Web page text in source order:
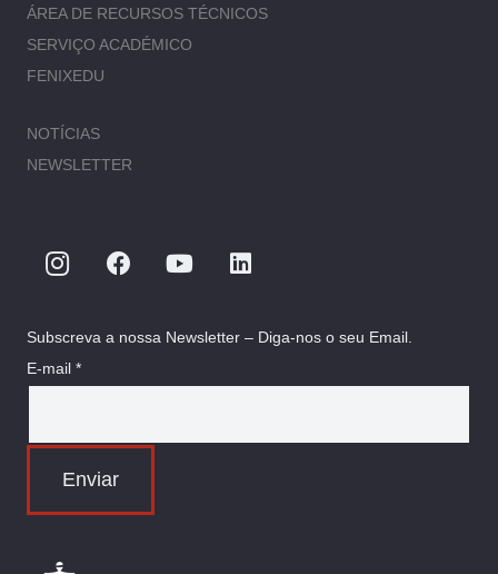
ÁREA DE RECURSOS TÉCNICOS
SERVIÇO ACADÉMICO
FENIXEDU
NOTÍCIAS
NEWSLETTER
Subscreva a nossa Newsletter – Diga-nos o seu Email.
E-mail *